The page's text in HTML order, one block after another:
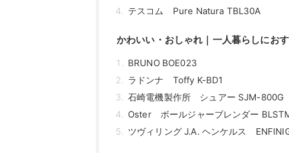
テスコム Pure Natura TBL30A
かわいい・おしゃれ｜一人暮らしにお
BRUNO BOE023
ラドンナ Toffy K-BD1
石崎電機製作所 シュアー SJM-800G
Oster ボールジャーブレンダー
ツヴィリング J.A. ヘンケルス